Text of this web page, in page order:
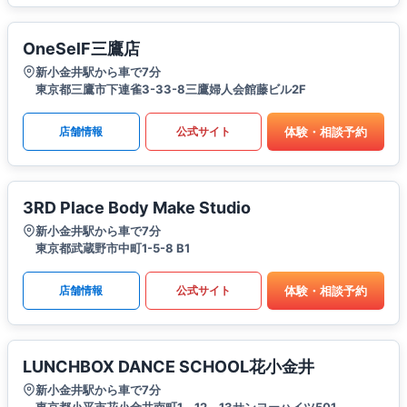
OneSelF三鷹店
新小金井駅から車で7分
東京都三鷹市下連雀3-33-8三鷹婦人会館藤ビル2F
店舗情報 公式サイト 体験・相談予約
3RD Place Body Make Studio
新小金井駅から車で7分
東京都武蔵野市中町1-5-8 B1
店舗情報 公式サイト 体験・相談予約
LUNCHBOX DANCE SCHOOL花小金井
新小金井駅から車で7分